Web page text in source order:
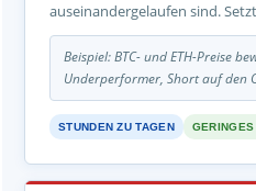
auseinandergelaufen sind.
Beispiel: BTC- und ETH-Preise
Underperformer, Short auf den
STUNDEN ZU TAGEN